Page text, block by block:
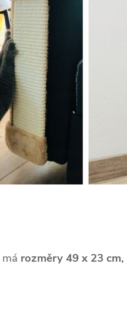
má rozměry 49 x 23 cm,